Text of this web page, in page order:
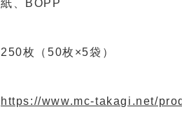
紙、BOPP
250枚（50枚×5袋）
https://www.mc-takagi.net/